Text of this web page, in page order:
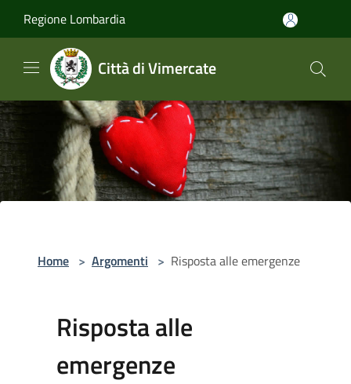
Regione Lombardia
Città di Vimercate
Home > Argomenti > Risposta alle emergenze
Risposta alle
emergenze